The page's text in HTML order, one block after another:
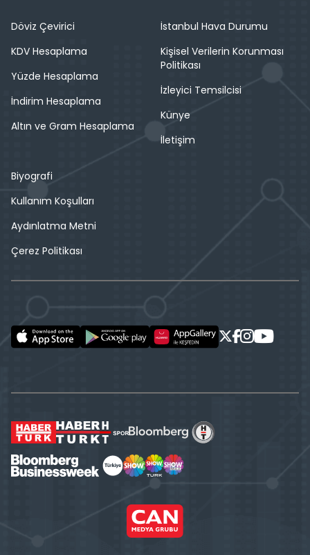
Döviz Çevirici
KDV Hesaplama
Yüzde Hesaplama
İndirim Hesaplama
Altın ve Gram Hesaplama
İstanbul Hava Durumu
Kişisel Verilerin Korunması
Politikası
İzleyici Temsilcisi
Künye
İletişim
Biyografi
Kullanım Koşulları
Aydınlatma Metni
Çerez Politikası